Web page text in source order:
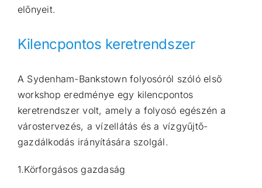
előnyeit.
Kilencpontos keretrendszer
A Sydenham-Bankstown folyosóról szóló első
workshop eredménye egy kilencpontos
keretrendszer volt, amely a folyosó egészén a
várostervezés, a vízellátás és a vízgyűjtő-
gazdálkodás irányítására szolgál.
1.Körforgásos gazdaság